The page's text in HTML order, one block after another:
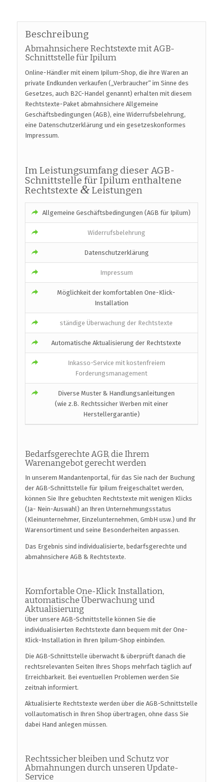
Beschreibung
Abmahnsichere Rechtstexte mit AGB-
Schnittstelle für Ipilum
Online-Händler mit einem Ipilum-Shop, die ihre Waren an
private Endkunden verkaufen („Verbraucher“ im Sinne des
Gesetzes, auch B2C-Handel genannt) erhalten mit diesem
Rechtstexte-Paket abmahnsichere Allgemeine
Geschäftsbedingungen (AGB), eine Widerrufsbelehrung,
eine Datenschutzerklärung und ein gesetzeskonformes
Impressum.
Im Leistungsumfang dieser AGB-
Schnittstelle für Ipilum enthaltene
Rechtstexte &Leistungen
Allgemeine Geschäftsbedingungen (AGB für Ipilum)
Widerrufsbelehrung
Datenschutzerklärung
Impressum
Möglichkeit der komfortablen One-Klick-
Installation
ständige Überwachung der Rechtstexte
Automatische Aktualisierung der Rechtstexte
Inkasso-Service mit kostenfreiem
Forderungsmanagement
Diverse Muster & Handlungsanleitungen
(wie z.B. Rechtssicher Werben mit einer
Herstellergarantie)
Bedarfsgerechte AGB, die Ihrem
Warenangebot gerecht werden
In unserem Mandantenportal, für das Sie nach der Buchung
der AGB-Schnittstelle für Ipilum freigeschaltet werden,
können Sie Ihre gebuchten Rechtstexte mit wenigen Klicks
(Ja- Nein-Auswahl) an Ihren Unternehmungsstatus
(Kleinunternehmer, Einzelunternehmen, GmbH usw.) und Ihr
Warensortiment und seine Besonderheiten anpassen.
Das Ergebnis sind individualisierte, bedarfsgerechte und
abmahnsichere AGB & Rechtstexte.
Komfortable One-Klick Installation,
automatische Überwachung und
Aktualisierung
Über unsere AGB-Schnittstelle können Sie die
individualisierten Rechtstexte dann bequem mit der One-
Klick-Installation in Ihren Ipilum-Shop einbinden.
Die AGB-Schnittstelle überwacht & überprüft danach die
rechtsrelevanten Seiten Ihres Shops mehrfach täglich auf
Erreichbarkeit. Bei eventuellen Problemen werden Sie
zeitnah informiert.
Aktualisierte Rechtstexte werden über die AGB-Schnittstelle
vollautomatisch in Ihren Shop übertragen, ohne dass Sie
dabei Hand anlegen müssen.
Rechtssicher bleiben und Schutz vor
Abmahnungen durch unseren Update-
Service